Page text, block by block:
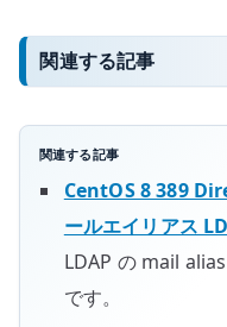
関連する記事
関連する記事
CentOS 8 389
ールエイリアス
LDAP の mail
です。